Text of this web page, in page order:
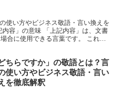
使い方やビジネス敬語・言い換えを
容」の意味 「上記内容」は、文書
合に使用できる言葉です。 これ
どちらですか」の敬語とは？言
使い方やビジネス敬語・言い
を徹底解釈